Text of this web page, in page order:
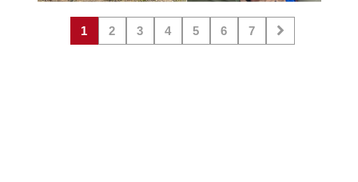
1 2 3 4 5 6 7